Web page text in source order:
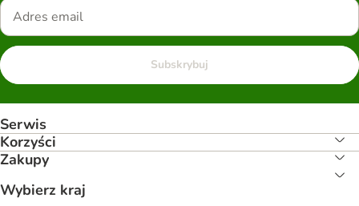
Subskrybuj
Serwis
Korzyści
Zakupy
Wybierz kraj